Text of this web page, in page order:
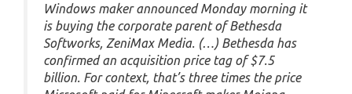
Windows maker announced Monday morning it
is buying the corporate parent of Bethesda
Softworks, ZeniMax Media. (…) Bethesda has
confirmed an acquisition price tag of $7.5
billion. For context, that’s three times the price